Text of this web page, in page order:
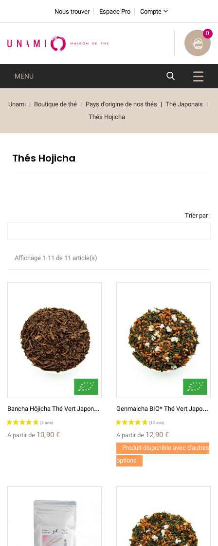
Nous trouver Espace Pro Compte
0
MENU
Unami Boutique de thé Pays d'origine de nos thés
Thé Japonais
Thés Hojicha
Thés Hojicha
Trier par :
Affichage 1-11 de 11 article(s)
B
Ancha Hôjicha Thé Vert Japonais Grillé BIO* 番茶ほうじ茶
A partir de 10,90 €
G
Enmaicha BIO* Thé Vert Japonais 玄米茶
A partir de 12,90 €
Produit disponible avec d'autres
options